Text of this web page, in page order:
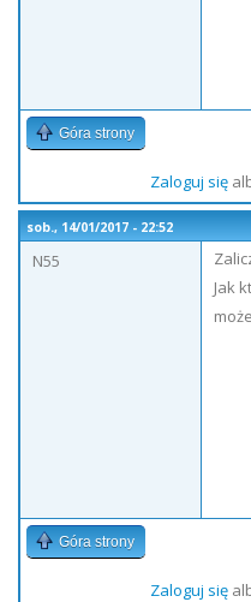
Góra strony
Zaloguj się
sob., 14/01/2017 - 22:52
N55
Jak
Góra strony
Zaloguj się